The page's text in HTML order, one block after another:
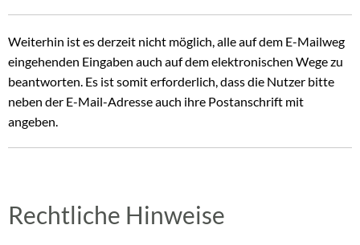
Weiterhin ist es derzeit nicht möglich, alle auf dem E-Mailweg
eingehenden Eingaben auch auf dem elektronischen Wege zu
beantworten. Es ist somit erforderlich, dass die Nutzer bitte
neben der E-Mail-Adresse auch ihre Postanschrift mit
angeben.
Rechtliche Hinweise